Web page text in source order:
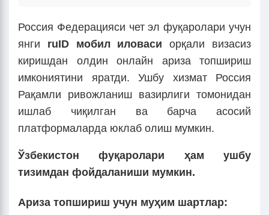
Россия Федерацияси чет эл фуқаролари учун
янги ruID мобил иловаси орқали визасиз
киришдан олдин онлайн ариза топшириш
имкониятини яратди. Ушбу хизмат Россия
Рақамли ривожланиш вазирлиги томонидан
ишлаб чиқилган ва барча асосий
платформаларда юклаб олиш мумкин.
Ўзбекистон фуқаролари ҳам ушбу
тизимдан фойдаланиши мумкин.
Ариза топшириш учун муҳим шартлар: